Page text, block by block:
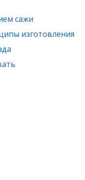
сажи
изготовления